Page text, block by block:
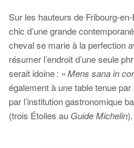
Sur les hauteurs de Fribourg-
chic d’une grande
cheval se marie à la perfection
résumer l’endroit d’une seule
serait idoine : «Mens sana in
également à une table tenue
par l’institution gastronomique
(trois Étoiles au Guide Michelin).